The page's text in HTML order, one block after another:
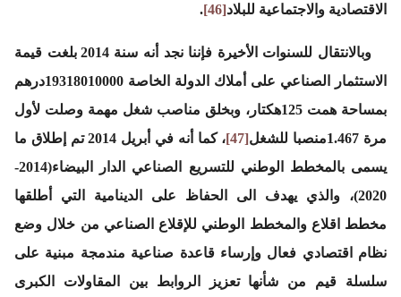
الاقتصادية والاجتماعية للبلاد[46]
.
وبالانتقال للسنوات الأخيرة فإننا نجد أنه سنة 2014 بلغت قيمة
الاستثمار الصناعي على أملاك الدولة الخاصة 19318010000درهم
بمساحة همت 125هكتار، وبخلق مناصب شغل مهمة وصلت لأول
مرة 1.467منصبا للشغل
[47]
، كما أنه في أبريل 2014 تم إطلاق ما
يسمى بالمخطط الوطني للتسريع الصناعي الدار البيضاء(2014-
2020)، والذي يهدف الى الحفاظ على الدينامية التي أطلقها
مخطط اقلاع والمخطط الوطني للإقلاع الصناعي من خلال وضع
نظام اقتصادي فعال وإرساء قاعدة صناعية مندمجة مبنية على
سلسلة قيم من شأنها تعزيز الروابط بين المقاولات الكبرى